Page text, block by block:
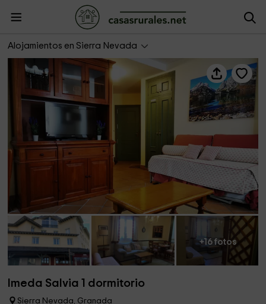
Alojamientos en Sierra Nevada
Imeda Salvia 1 dormitorio
+16 fotos
Imeda Salvia 1 dormitorio
Sierra Nevada, Granada